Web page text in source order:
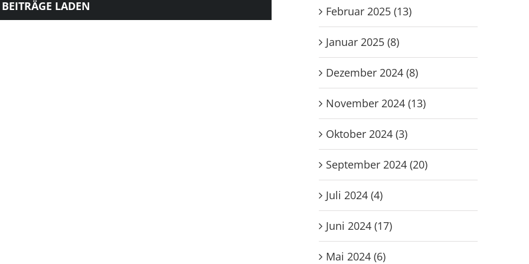
Hofgeismar/Grebenstein
25:17
LADEN Februar 2025 (13)
Januar 2025 (8)
Dezember 2024 (8)
November 2024 (13)
Oktober 2024 (3)
September 2024 (20)
Juli 2024 (4)
Juni 2024 (17)
Mai 2024 (6)